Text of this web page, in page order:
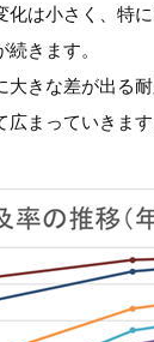
は小さく、特
きます。
きな差が出る
まっていきます